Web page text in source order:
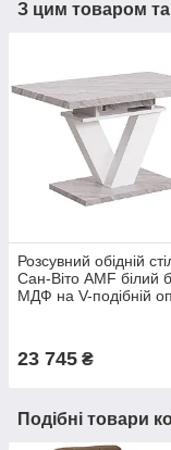
З цим товаром
Розсувний обідній
Сан-Віто AMF білий
МДФ на V-подібній
23 745 ₴
Подібні товари